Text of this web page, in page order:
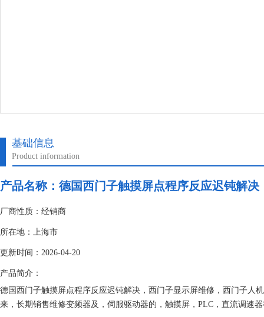
基础信息
Product information
产品名称： 德国西门子触摸屏点程序反应迟钝解决
厂商性质：经销商
所在地：上海市
更新时间：2026-04-20
产品简介：
德国西门子触摸屏点程序反应迟钝解决，西门子显示屏维修，西门子人
来，长期销售维修变频器及，伺服驱动器的，触摸屏，PLC，直流调速